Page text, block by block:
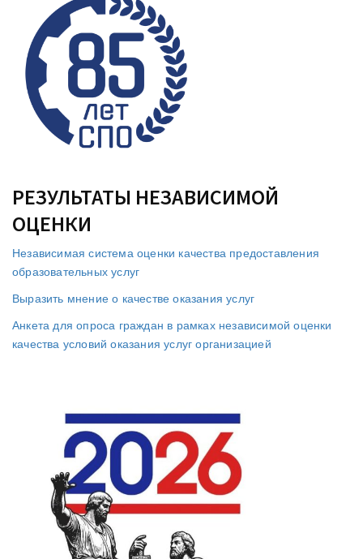
РЕЗУЛЬТАТЫ НЕЗАВИСИМОЙ
ОЦЕНКИ
Независимая система оценки качества предоставления
образовательных услуг
Выразить мнение о качестве оказания услуг
Анкета для опроса граждан в рамках независимой оценки
качества условий оказания услуг организацией